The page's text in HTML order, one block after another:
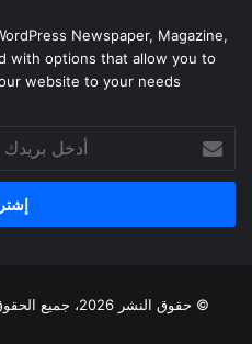
Newspaper, Magazine,
with options that allow you to
website to your needs.
بريدك
الإلكتروني
© حقوق النشر 2026، جميع الحقوق محفوظة |